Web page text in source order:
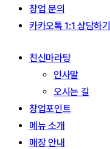
창업 문의
카카오톡 1:1 상담하기
친신마라탕
인사말
오시는 길
창업포인트
메뉴 소개
매장 안내